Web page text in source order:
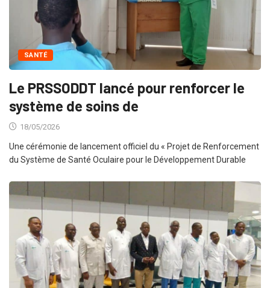
SANTÉ
Le PRSSODDT lancé pour renforcer le
système de soins de
18/05/2026
Une cérémonie de lancement officiel du « Projet de Renforcement
du Système de Santé Oculaire pour le Développement Durable